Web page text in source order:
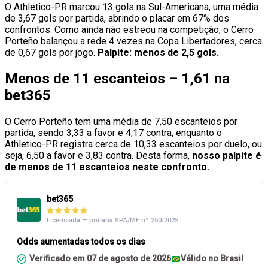
O Athletico-PR marcou 13 gols na Sul-Americana, uma média
de 3,67 gols por partida, abrindo o placar em 67% dos
confrontos. Como ainda não estreou na competição, o Cerro
Porteño balançou a rede 4 vezes na Copa Libertadores, cerca
de 0,67 gols por jogo. Palpite: menos de 2,5 gols.
Menos de 11 escanteios – 1,61 na
bet365
O Cerro Porteño tem uma média de 7,50 escanteios por
partida, sendo 3,33 a favor e 4,17 contra, enquanto o
Athletico-PR registra cerca de 10,33 escanteios por duelo, ou
seja, 6,50 a favor e 3,83 contra. Desta forma, nosso palpite é
de menos de 11 escanteios neste confronto.